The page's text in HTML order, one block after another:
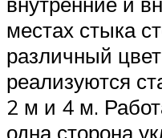
местах стыка
различный
реализуются
2 м и 4 м.
одна сторона